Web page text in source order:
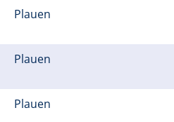
Plauen
Plauen
Plauen